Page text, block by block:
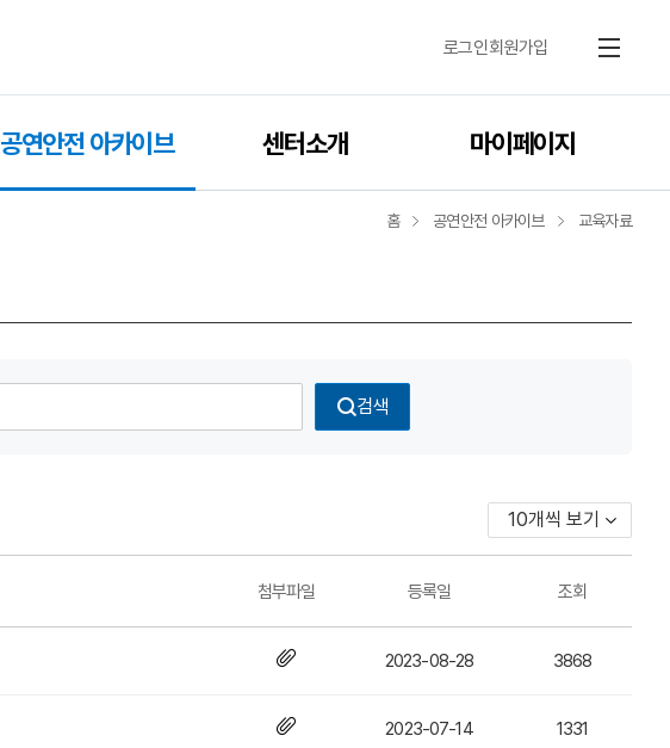
로그인회원가입 메뉴
공연안전 아카이브 센터소개 마이페이지
홈 공연안전 아카이브 교육자료
검색
첨부파일 등록일 조회
첨부파일 2023-08-28 3868
첨부파일 2023-07-14 1331